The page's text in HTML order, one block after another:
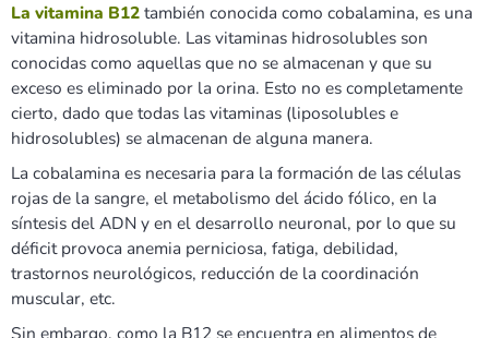
La vitamina B12también conocida como cobalamina, es una
vitamina hidrosoluble. Las vitaminas hidrosolubles son
conocidas como aquellas que no se almacenan y que su
exceso es eliminado por la orina. Esto no es completamente
cierto, dado que todas las vitaminas (liposolubles e
hidrosolubles) se almacenan de alguna manera.
La cobalamina es necesaria para la formación de las células
rojas de la sangre, el metabolismo del ácido fólico, en la
síntesis del ADN y en el desarrollo neuronal, por lo que su
déficit provoca anemia perniciosa, fatiga, debilidad,
trastornos neurológicos, reducción de la coordinación
muscular, etc.
Sin embargo, como la B12 se encuentra en alimentos de